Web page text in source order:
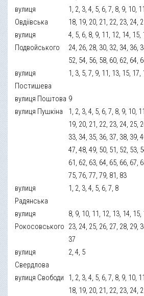
вулиця
Овдіївська
1, 2, 3, 4, 5, 6, 7, 8, 9, 10,
18, 19, 20, 21, 22, 23, 24,
вулиця
Подвойського
4, 5, 6, 8, 9, 11, 12, 14,
24, 26, 28, 30, 32, 34, 36,
52, 54, 56, 58, 60, 62, 64,
вулиця
Постишева
1, 3, 5, 7, 9, 11, 13, 15,
вулиця Поштова 9
вулиця Пушкіна
1, 2, 3, 4, 5, 6, 7, 8, 9, 10,
19, 20, 21, 22, 23, 24, 25,
33, 34, 35, 36, 37, 38, 39,
47, 48, 49, 50, 51, 52, 53,
61, 62, 63, 64, 65, 66, 67,
75, 76, 77, 79, 81, 83
вулиця
Радянська
1, 2, 3, 4, 5, 6, 7, 8
вулиця
Рокосовського
8, 9, 10, 11, 12, 13, 14,
23, 24, 25, 26, 27, 28, 29,
37
вулиця
Свердлова
2, 4, 5
вулиця Свободи
1, 2, 3, 4, 5, 6, 7, 8, 9, 10,
18, 19, 20, 21, 22, 23, 24,